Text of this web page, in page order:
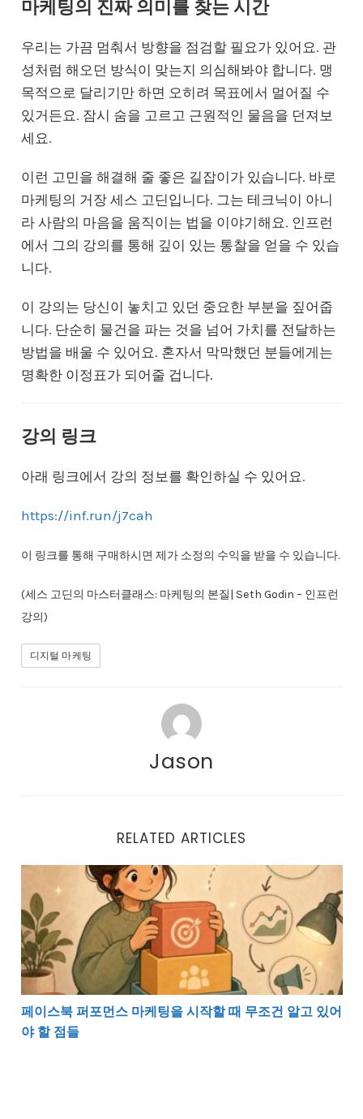
마케팅의 진짜 의미를 찾는 시간
우리는 가끔 멈춰서 방향을 점검할 필요가 있어요. 관
성처럼 해오던 방식이 맞는지 의심해봐야 합니다. 맹
목적으로 달리기만 하면 오히려 목표에서 멀어질 수
있거든요. 잠시 숨을 고르고 근원적인 물음을 던져보
세요.
이런 고민을 해결해 줄 좋은 길잡이가 있습니다. 바로
마케팅의 거장 세스 고딘입니다. 그는 테크닉이 아니
라 사람의 마음을 움직이는 법을 이야기해요. 인프런
에서 그의 강의를 통해 깊이 있는 통찰을 얻을 수 있습
니다.
이 강의는 당신이 놓치고 있던 중요한 부분을 짚어줍
니다. 단순히 물건을 파는 것을 넘어 가치를 전달하는
방법을 배울 수 있어요. 혼자서 막막했던 분들에게는
명확한 이정표가 되어줄 겁니다.
강의 링크
아래 링크에서 강의 정보를 확인하실 수 있어요.
https://inf.run/j7cah
이 링크를 통해 구매하시면 제가 소정의 수익을 받을 수 있습니다.
(세스 고딘의 마스터클래스: 마케팅의 본질| Seth Godin – 인프런
강의)
디지털 마케팅
Jason
RELATED ARTICLES
페이스북 퍼포먼스 마케팅을 시작할 때 무조건 알고 있
페이스북 퍼포먼스 마케팅을 시작할 때 무조건 알고 있어
야 할 점들